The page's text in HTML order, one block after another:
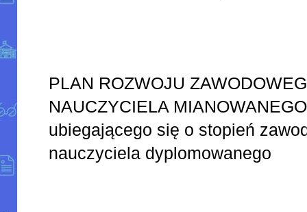
PLAN ROZWOJU
NAUCZYCIELA MIANOWANEGO
ubiegającego się o stopień
nauczyciela dyplomowanego